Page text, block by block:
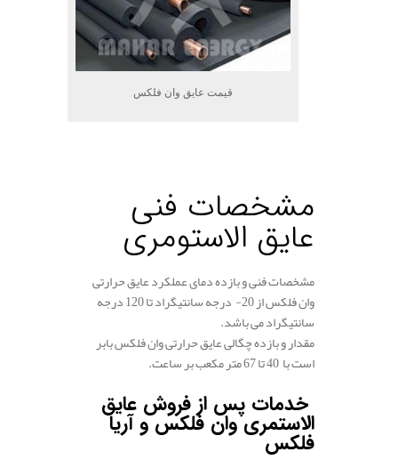
قیمت عایق وان فلکس
مشخصات فنی
عایق الاستومری
مشخصات فنی و بازده دمای عملکرد عایق حرارتی
وان فلکس از 20- درجه سانتی­گراد تا 120 درجه
سانتی­گراد می باشد.
مقدار و بازده چگالی عایق حرارتی وان فلکس بابر
است با 40 تا 67 متر مکعب بر ساعت.
خدمات پس از فروش عایق
الاستمری وان فلکس و آریا
فلکس